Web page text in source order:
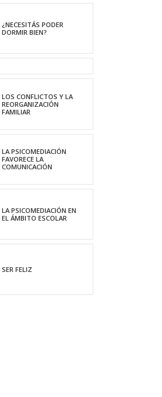
¿NECESITÁS PODER
DORMIR BIEN?
LOS CONFLICTOS Y LA
REORGANIZACIÓN
FAMILIAR
LA PSICOMEDIACIÓN
FAVORECE LA
COMUNICACIÓN
LA PSICOMEDIACIÓN EN
EL ÁMBITO ESCOLAR
SER FELIZ